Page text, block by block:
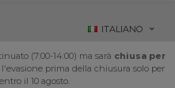
ITALIANO
(7:00-14:00) ma sarà chiusa per
prima della chiusura solo per
il 10 agosto.